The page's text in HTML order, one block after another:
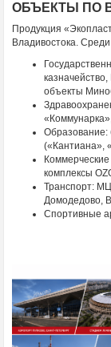
ОБЪЕКТЫ ПО
Продукция
Владивостока.
объекты
Образование:
(«Кантиана»,
комплексы
Транспорт:
Домодедово,
Спортивные